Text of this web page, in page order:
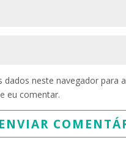
dados neste navegador para a
eu comentar.